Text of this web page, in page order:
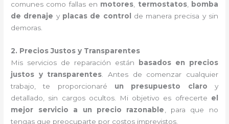
comunes como fallas en motores termostatos,
bomba
de drenaje y placas de control
de manera precisa y sin
demoras.
2. Precios Justos y Transparentes
Mis servicios de reparación están
basados en precios
justos y transparentes . Antes de comenzar cualquier
trabajo, te proporcionaré un presupuesto claro y
detallado, sin cargos ocultos. Mi objetivo es ofrecerte el
mejor servicio a un precio razonable , para que no
tengas que preocuparte por costos imprevistos.